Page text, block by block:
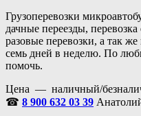
Грузоперевозки
дачные переезды,
разовые перевозки, а так
семь дней в неделю. По
помочь.
Цена — наличный/
☎ 8 900 632 03 39